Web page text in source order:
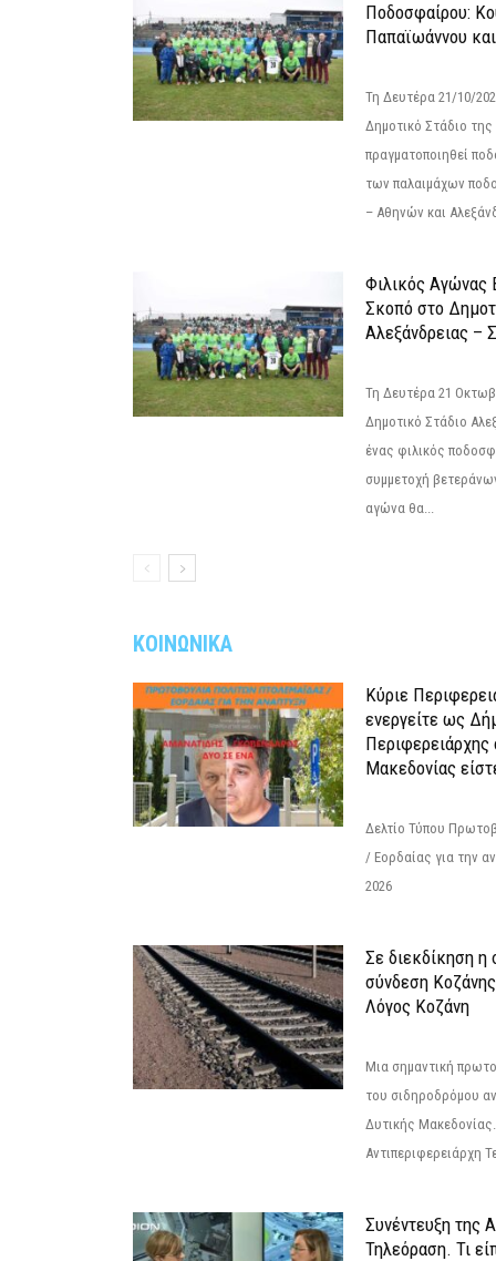
Ποδοσφαίρου:
Παπαϊωάννου
Τη Δευτέρα 21/10/
Δημοτικό Στάδιο
πραγματοποιηθεί
των παλαιμάχων
– Αθηνών και
Φιλικός Αγώνας
Σκοπό στο
Αλεξάνδρειας –
Τη Δευτέρα 21
Δημοτικό Στάδιο
ένας φιλικός
συμμετοχή
αγώνα θα...
ΚΟΙΝΩΝΙΚΑ
Κύριε
ενεργείτε ως
Περιφερειάρχης
Μακεδονίας
Δελτίο Τύπου
/ Εορδαίας για την
2026
Σε διεκδίκηση η
σύνδεση
Λόγος Κοζάνη
Μια σημαντική
του σιδηροδρόμου
Δυτικής
Αντιπεριφερειάρχη
Συνέντευξη της
Τηλεόραση. Τι